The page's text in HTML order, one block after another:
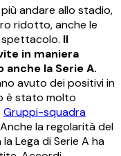
andare allo stadio,
ridotto, anche le
Il
in maniera
la Serie A.
avuto dei positivi in
è stato molto
Gruppi-squadra
la regolarità del
Lega di Serie A ha